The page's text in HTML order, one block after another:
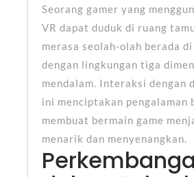
Seorang gamer yang
VR dapat duduk di ruang
merasa seolah-olah berada di
dengan lingkungan tiga
mendalam. Interaksi dengan
ini menciptakan pengalaman
membuat bermain game
menarik dan menyenangkan.